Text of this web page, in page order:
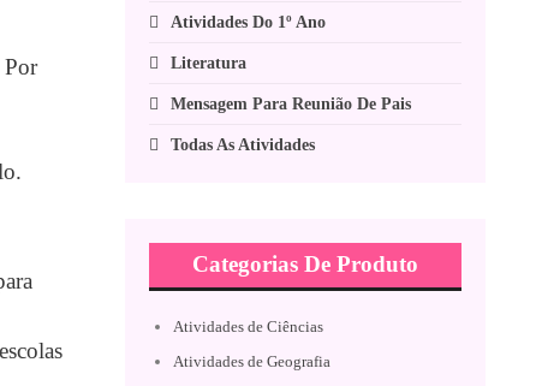
Por
Atividades Do 1º Ano
Literatura
Mensagem Para Reunião De Pais
Todas As Atividades
Categorias De Produto
Atividades de Ciências
Atividades de Geografia